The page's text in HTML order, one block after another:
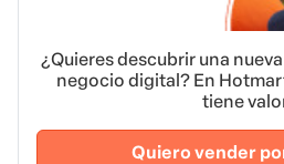
¿Quieres descubrir una
negocio digital? En
tiene
Quiero vender